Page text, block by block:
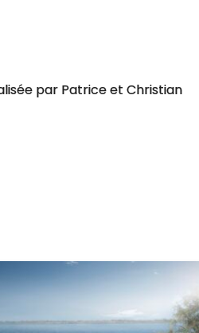
par Patrice et Christian